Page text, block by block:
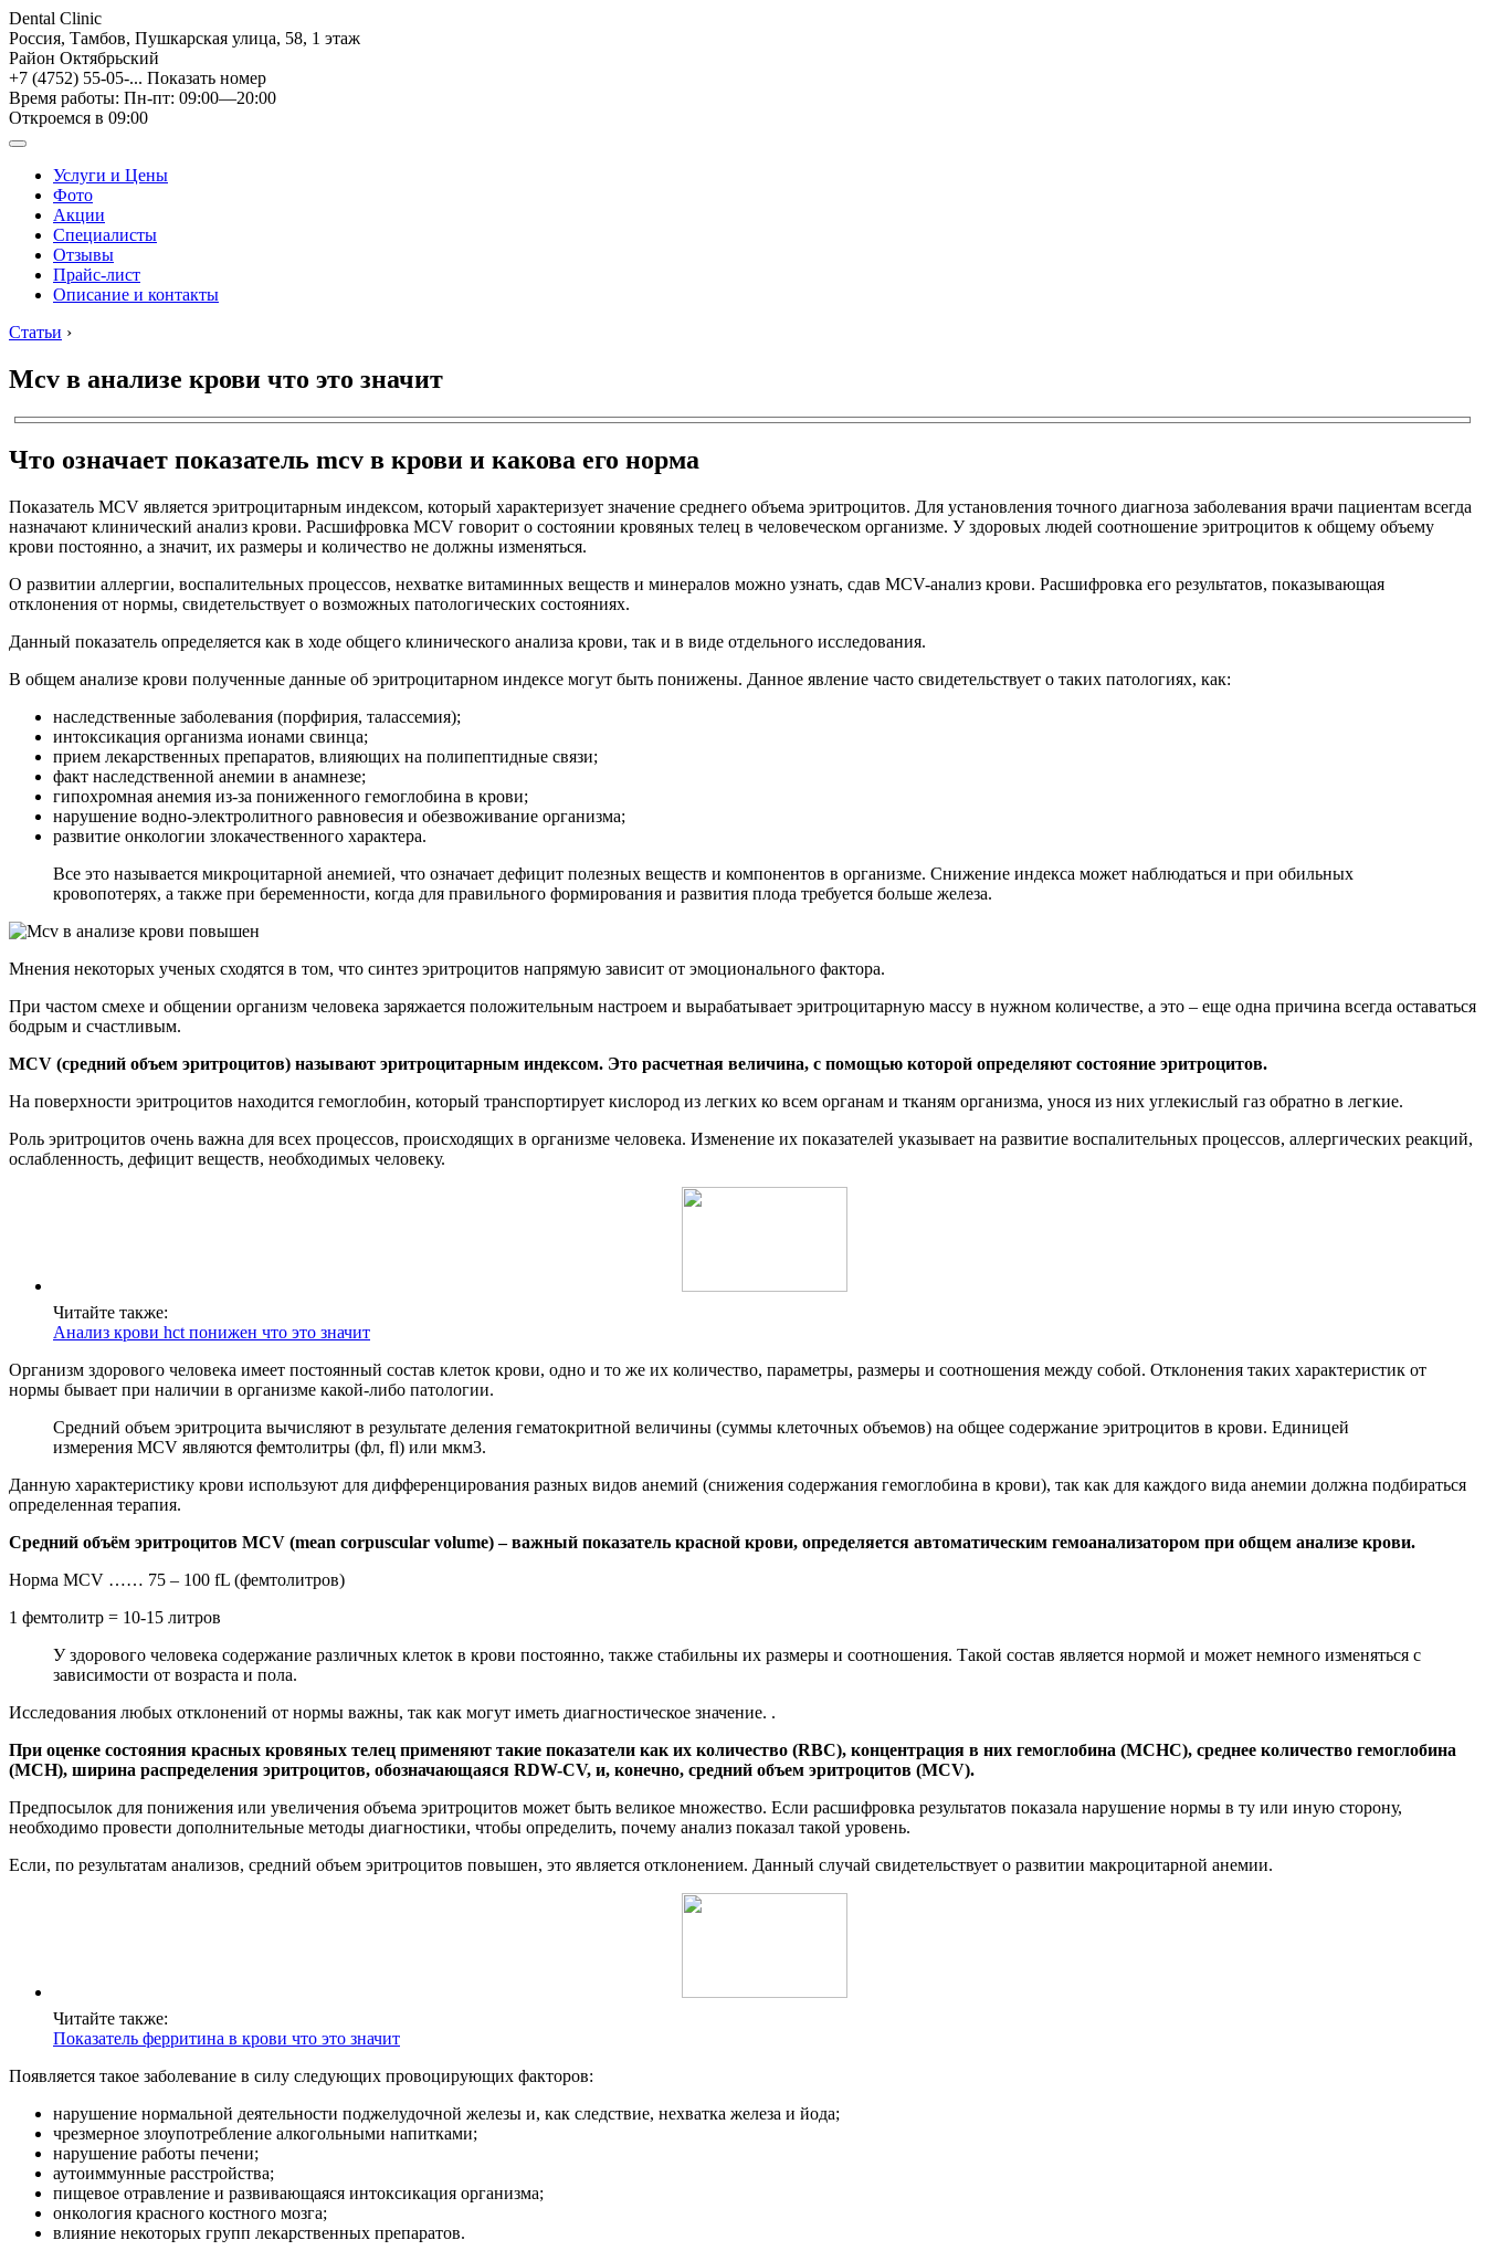
Dental Clinic
Россия, Тамбов, Пушкарская улица, 58, 1 этаж
Район Октябрьский
+7 (4752) 55-05-... Показать номер
Время работы: Пн-пт: 09:00—20:00
Откроемся в 09:00
Услуги и Цены
Фото
Акции
Специалисты
Отзывы
Прайс-лист
Описание и контакты
Статьи ›
Mcv в анализе крови что это значит
Что означает показатель mcv в крови и какова его норма
Показатель MCV является эритроцитарным индексом, который характеризует значение среднего объема эритроцитов. Для установления точного диагноза заболевания врачи пациентам всегда
назначают клинический анализ крови. Расшифровка MCV говорит о состоянии кровяных телец в человеческом организме. У здоровых людей соотношение эритроцитов к общему объему
крови постоянно, а значит, их размеры и количество не должны изменяться.
О развитии аллергии, воспалительных процессов, нехватке витаминных веществ и минералов можно узнать, сдав MCV-анализ крови. Расшифровка его результатов, показывающая
отклонения от нормы, свидетельствует о возможных патологических состояниях.
Данный показатель определяется как в ходе общего клинического анализа крови, так и в виде отдельного исследования.
В общем анализе крови полученные данные об эритроцитарном индексе могут быть понижены. Данное явление часто свидетельствует о таких патологиях, как:
наследственные заболевания (порфирия, талассемия);
интоксикация организма ионами свинца;
прием лекарственных препаратов, влияющих на полипептидные связи;
факт наследственной анемии в анамнезе;
гипохромная анемия из-за пониженного гемоглобина в крови;
нарушение водно-электролитного равновесия и обезвоживание организма;
развитие онкологии злокачественного характера.
Все это называется микроцитарной анемией, что означает дефицит полезных веществ и компонентов в организме. Снижение индекса может наблюдаться и при обильных
кровопотерях, а также при беременности, когда для правильного формирования и развития плода требуется больше железа.
Мнения некоторых ученых сходятся в том, что синтез эритроцитов напрямую зависит от эмоционального фактора.
При частом смехе и общении организм человека заряжается положительным настроем и вырабатывает эритроцитарную массу в нужном количестве, а это – еще одна причина всегда оставаться
бодрым и счастливым.
MCV (средний объем эритроцитов) называют эритроцитарным индексом. Это расчетная величина, с помощью которой определяют состояние эритроцитов.
На поверхности эритроцитов находится гемоглобин, который транспортирует кислород из легких ко всем органам и тканям организма, унося из них углекислый газ обратно в легкие.
Роль эритроцитов очень важна для всех процессов, происходящих в организме человека. Изменение их показателей указывает на развитие воспалительных процессов, аллергических реакций,
ослабленность, дефицит веществ, необходимых человеку.
Читайте также:
Анализ крови hct понижен что это значит
Организм здорового человека имеет постоянный состав клеток крови, одно и то же их количество, параметры, размеры и соотношения между собой. Отклонения таких характеристик от
нормы бывает при наличии в организме какой-либо патологии.
Средний объем эритроцита вычисляют в результате деления гематокритной величины (суммы клеточных объемов) на общее содержание эритроцитов в крови. Единицей
измерения MCV являются фемтолитры (фл, fl) или мкм3.
Данную характеристику крови используют для дифференцирования разных видов анемий (снижения содержания гемоглобина в крови), так как для каждого вида анемии должна подбираться
определенная терапия.
Средний объём эритроцитов MCV (mean corpuscular volume) – важный показатель красной крови, определяется автоматическим гемоанализатором при общем анализе крови.
Норма MCV …… 75 – 100 fL (фемтолитров)
1 фемтолитр = 10-15 литров
У здорового человека содержание различных клеток в крови постоянно, также стабильны их размеры и соотношения. Такой состав является нормой и может немного изменяться с
зависимости от возраста и пола.
Исследования любых отклонений от нормы важны, так как могут иметь диагностическое значение. .
При оценке состояния красных кровяных телец применяют такие показатели как их количество (RBC), концентрация в них гемоглобина (MCHC), среднее количество гемоглобина
(MCH), ширина распределения эритроцитов, обозначающаяся RDW-CV, и, конечно, средний объем эритроцитов (MCV).
Предпосылок для понижения или увеличения объема эритроцитов может быть великое множество. Если расшифровка результатов показала нарушение нормы в ту или иную сторону,
необходимо провести дополнительные методы диагностики, чтобы определить, почему анализ показал такой уровень.
Если, по результатам анализов, средний объем эритроцитов повышен, это является отклонением. Данный случай свидетельствует о развитии макроцитарной анемии.
Читайте также:
Показатель ферритина в крови что это значит
Появляется такое заболевание в силу следующих провоцирующих факторов:
нарушение нормальной деятельности поджелудочной железы и, как следствие, нехватка железа и йода;
чрезмерное злоупотребление алкогольными напитками;
нарушение работы печени;
аутоиммунные расстройства;
пищевое отравление и развивающаяся интоксикация организма;
онкология красного костного мозга;
влияние некоторых групп лекарственных препаратов.